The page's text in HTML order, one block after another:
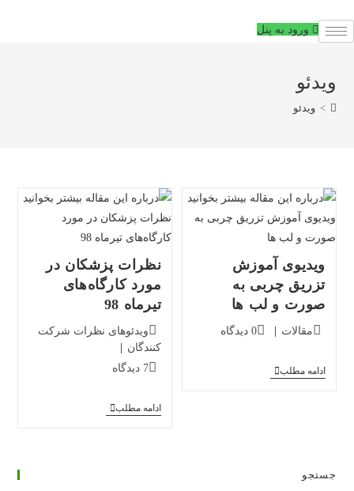
به
ورود به پنل
ویدئو
> ویدئو
نظرات پزشکان در
مورد کارگاه‌های
تیرماه 98
دسته‌بندی
پست:
ویدئوهای نظرات شرکت
کنندگان
دیدگاه‌های
7 دیدگاه
ادامه مطلبنظرات
ویدیوی آموزش
تزریق چربی به
صورت و لب ها
دسته‌بندی
مقالات
دیدگاه‌های
0 دیدگاه
ادامه مطلبویدیوی
جستجو